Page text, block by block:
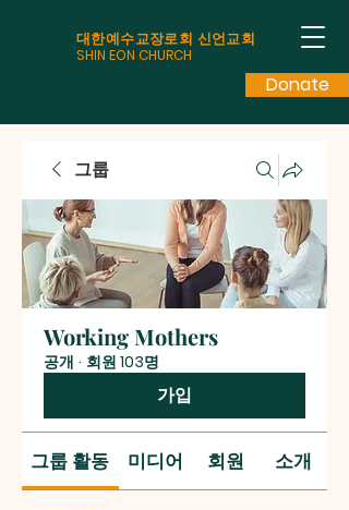
대한예수교장로회 신언교회
SHIN EON CHURCH
Donate
그룹
Working Mothers
공개 · 회원 103명
가입
그룹 활동 미디어 회원 소개